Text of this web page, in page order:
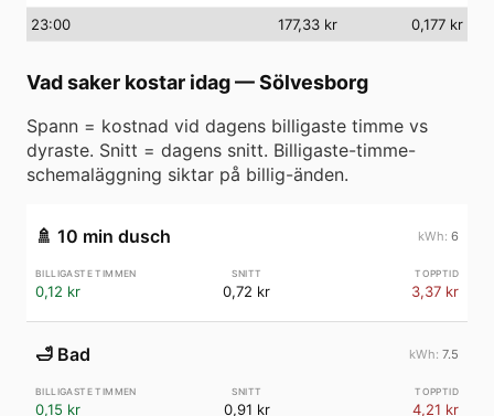
23:00 177,33 kr 0,177 kr
Vad saker kostar idag—Sölvesborg
Spann = kostnad vid dagens billigaste timme vs
dyraste. Snitt = dagens snitt. Billigaste-timme-
schemaläggning siktar på billig-änden.
🚿 10 min dusch 6
0,12 kr 0,72 kr 3,37 kr
🛁 Bad 7.5
0,15 kr 0,91 kr 4,21 kr